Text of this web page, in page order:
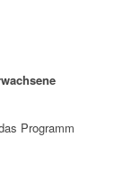
Programm